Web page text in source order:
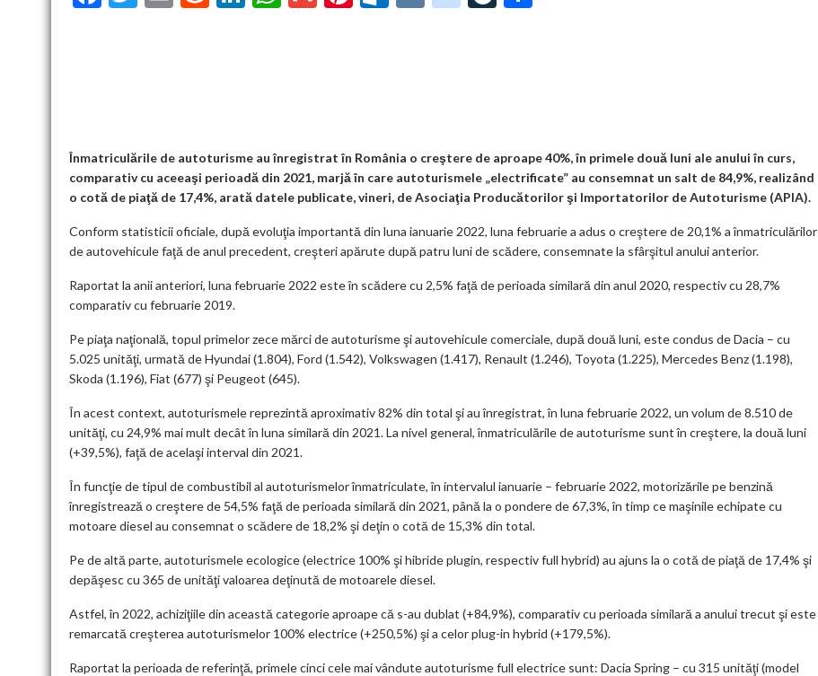
k
p
m
o
o
k
m
ar
Înmatriculările de autoturisme au înregistrat în România o creştere de aproape 40%, în primele două luni ale anului în curs,
comparativ cu aceeaşi perioadă din 2021, marjă în care autoturismele „electrificate” au consemnat un salt de 84,9%, realizând
o cotă de piaţă de 17,4%, arată datele publicate, vineri, de Asociaţia Producătorilor şi Importatorilor de Autoturisme (APIA).
Conform statisticii oficiale, după evoluţia importantă din luna ianuarie 2022, luna februarie a adus o creştere de 20,1% a înmatriculărilor
de autovehicule faţă de anul precedent, creşteri apărute după patru luni de scădere, consemnate la sfârşitul anului anterior.
Raportat la anii anteriori, luna februarie 2022 este în scădere cu 2,5% faţă de perioada similară din anul 2020, respectiv cu 28,7%
comparativ cu februarie 2019.
Pe piaţa naţională, topul primelor zece mărci de autoturisme şi autovehicule comerciale, după două luni, este condus de Dacia – cu
5.025 unităţi, urmată de Hyundai (1.804), Ford (1.542), Volkswagen (1.417), Renault (1.246), Toyota (1.225), Mercedes Benz (1.198),
Skoda (1.196), Fiat (677) şi Peugeot (645).
În acest context, autoturismele reprezintă aproximativ 82% din total şi au înregistrat, în luna februarie 2022, un volum de 8.510 de
unităţi, cu 24,9% mai mult decât în luna similară din 2021. La nivel general, înmatriculările de autoturisme sunt în creştere, la două luni
(+39,5%), faţă de acelaşi interval din 2021.
În funcţie de tipul de combustibil al autoturismelor înmatriculate, în intervalul ianuarie – februarie 2022, motorizările pe benzină
înregistrează o creştere de 54,5% faţă de perioada similară din 2021, până la o pondere de 67,3%, în timp ce maşinile echipate cu
motoare diesel au consemnat o scădere de 18,2% şi deţin o cotă de 15,3% din total.
Pe de altă parte, autoturismele ecologice (electrice 100% şi hibride plugin, respectiv full hybrid) au ajuns la o cotă de piaţă de 17,4% şi
depăşesc cu 365 de unităţi valoarea deţinută de motoarele diesel.
Astfel, în 2022, achiziţiile din această categorie aproape că s-au dublat (+84,9%), comparativ cu perioada similară a anului trecut şi este
remarcată creşterea autoturismelor 100% electrice (+250,5%) şi a celor plug-in hybrid (+179,5%).
Raportat la perioada de referinţă, primele cinci cele mai vândute autoturisme full electrice sunt: Dacia Spring – cu 315 unităţi (model